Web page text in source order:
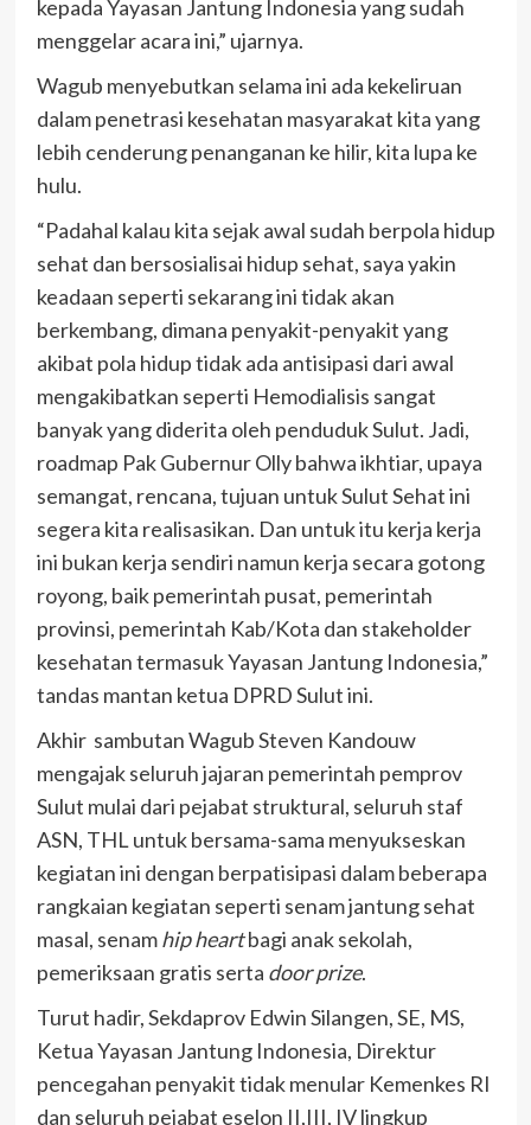
kepada Yayasan Jantung Indonesia yang sudah
menggelar acara ini,” ujarnya.
Wagub menyebutkan selama ini ada kekeliruan
dalam penetrasi kesehatan masyarakat kita yang
lebih cenderung penanganan ke hilir, kita lupa ke
hulu.
“Padahal kalau kita sejak awal sudah berpola hidup
sehat dan bersosialisai hidup sehat, saya yakin
keadaan seperti sekarang ini tidak akan
berkembang, dimana penyakit-penyakit yang
akibat pola hidup tidak ada antisipasi dari awal
mengakibatkan seperti Hemodialisis sangat
banyak yang diderita oleh penduduk Sulut. Jadi,
roadmap Pak Gubernur Olly bahwa ikhtiar, upaya
semangat, rencana, tujuan untuk Sulut Sehat ini
segera kita realisasikan. Dan untuk itu kerja kerja
ini bukan kerja sendiri namun kerja secara gotong
royong, baik pemerintah pusat, pemerintah
provinsi, pemerintah Kab/Kota dan stakeholder
kesehatan termasuk Yayasan Jantung Indonesia,”
tandas mantan ketua DPRD Sulut ini.
Akhir sambutan Wagub Steven Kandouw
mengajak seluruh jajaran pemerintah pemprov
Sulut mulai dari pejabat struktural, seluruh staf
ASN, THL untuk bersama-sama menyukseskan
kegiatan ini dengan berpatisipasi dalam beberapa
rangkaian kegiatan seperti senam jantung sehat
masal, senamhip heartbagi anak sekolah,
pemeriksaan gratis serta door prize.
Turut hadir, Sekdaprov Edwin Silangen, SE, MS,
Ketua Yayasan Jantung Indonesia, Direktur
pencegahan penyakit tidak menular Kemenkes RI
dan seluruh pejabat eselon II,III, IV lingkup